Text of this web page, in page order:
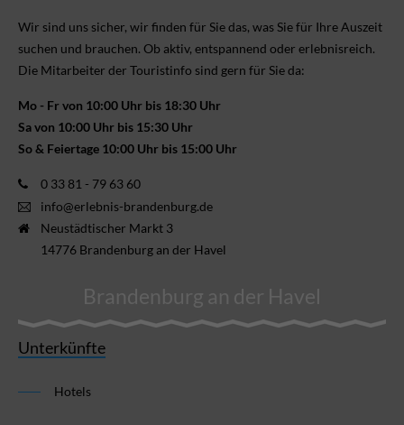
Wir sind uns sicher, wir finden für Sie das, was Sie für Ihre Aus­zeit
suchen und brauchen. Ob aktiv, ent­spannend oder erlebnis­reich.
Die Mitarbeiter der Touristinfo sind gern für Sie da:
Mo - Fr von 10:00 Uhr bis 18:30 Uhr
Sa von 10:00 Uhr bis 15:30 Uhr
So & Feiertage 10:00 Uhr bis 15:00 Uhr
0 33 81 - 79 63 60
info@erlebnis-brandenburg.de
Neustädtischer Markt 3
14776 Brandenburg an der Havel
Brandenburg an der Havel
Unterkünfte
Hotels